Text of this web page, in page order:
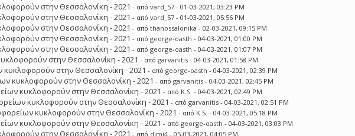
στην Θεσσαλονίκη - 2021 - απόvard_57 - 01-03-2021, 03:23 PM
στην Θεσσαλονίκη - 2021 - απόvard_57 - 01-03-2021, 05:56 PM
στην Θεσσαλονίκη - 2021 - απόthanossalonika - 02-03-2021, 09:15 PM
στην Θεσσαλονίκη - 2021 - απόgeorge-oasth - 04-03-2021, 01:00 PM
στην Θεσσαλονίκη - 2021 - απόgeorge-oasth - 04-03-2021, 01:07 PM
στην Θεσσαλονίκη - 2021 - απόgarvanitis - 04-03-2021, 01:58 PM
κυκλοφορούν στην Θεσσαλονίκη - 2021 - απόgeorge-oasth - 04-03-2021, 02:39 PM
κυκλοφορούν στην Θεσσαλονίκη - 2021 - απόgarvanitis - 04-03-2021, 02:45 PM
κυκλοφορούν στην Θεσσαλονίκη - 2021 - από K.S. - 04-03-2021, 02:49 PM
κυκλοφορούν στην Θεσσαλονίκη - 2021 - απόgarvanitis - 04-03-2021, 02:51 PM
κυκλοφορούν στην Θεσσαλονίκη - 2021 - από K.S. - 04-03-2021, 05:18 PM
κυκλοφορούν στην Θεσσαλονίκη - 2021 - απόgeorge-oasth - 04-03-2021, 03:03 PM
στην Θεσσαλονίκη - 2021 - από dimi4 - 05-03-2021, 04:05 PM